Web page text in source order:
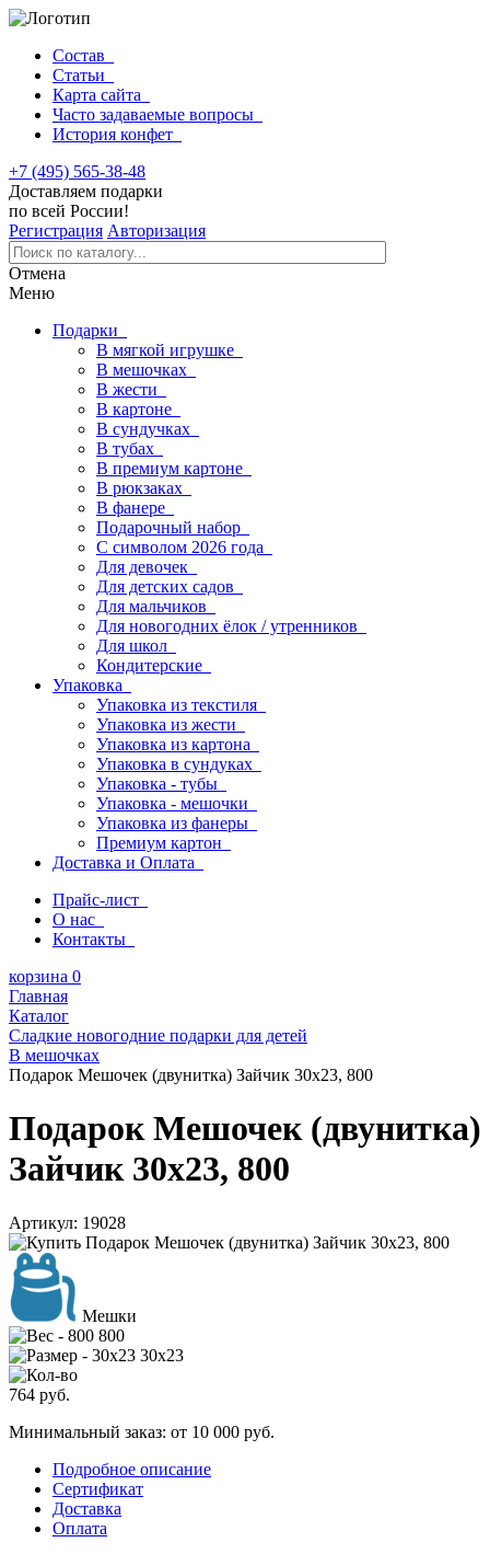
Состав
Статьи
Карта сайта
Часто задаваемые вопросы
История конфет
+7 (495) 565-38-48
Доставляем подарки
по всей России!
Регистрация Авторизация
Отмена
Меню
Подарки
В мягкой игрушке
В мешочках
В жести
В картоне
В сундучках
В тубах
В премиум картоне
В рюкзаках
В фанере
Подарочный набор
С символом 2026 года
Для девочек
Для детских садов
Для мальчиков
Для новогодних ёлок / утренников
Для школ
Кондитерские
Упаковка
Упаковка из текстиля
Упаковка из жести
Упаковка из картона
Упаковка в сундуках
Упаковка - тубы
Упаковка - мешочки
Упаковка из фанеры
Премиум картон
Доставка и Оплата
Прайс-лист
О нас
Контакты
корзина 0
Главная
Каталог
Сладкие новогодние подарки для детей
В мешочках
Подарок Мешочек (двунитка) Зайчик 30х23, 800
Подарок Мешочек (двунитка)
Зайчик 30х23, 800
Артикул: 19028
Мешки
800
30х23
764 руб.
Минимальный заказ: от 10 000 руб.
Подробное описание
Сертификат
Доставка
Оплата